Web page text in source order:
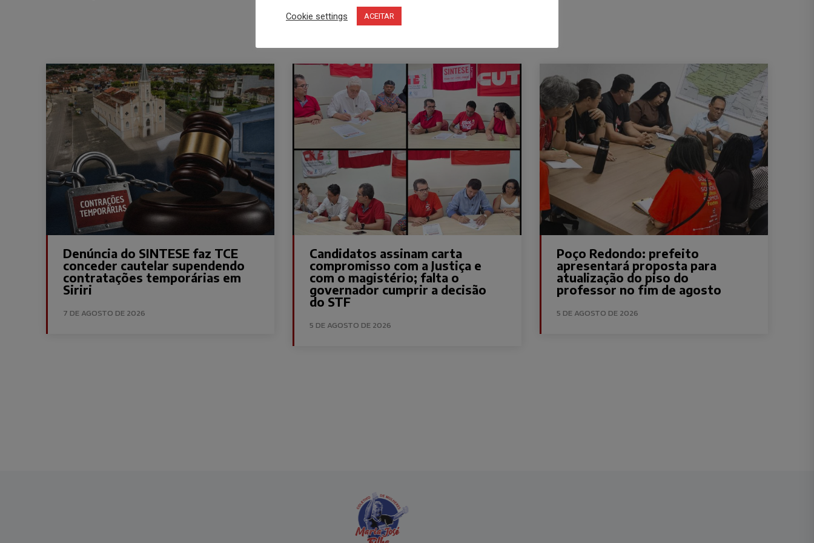
Denúncia do SINTESE faz TCE
conceder cautelar supendendo
contratações temporárias em
Siriri
7 DE AGOSTO DE 2026
Candidatos assinam carta
compromisso com a Justiça e
com o magistério; falta o
governador cumprir a decisão
do STF
5 DE AGOSTO DE 2026
Poço Redondo: prefeito
apresentará proposta para
atualização do piso do
professor no fim de agosto
5 DE AGOSTO DE 2026
Cookie settings ACEITAR